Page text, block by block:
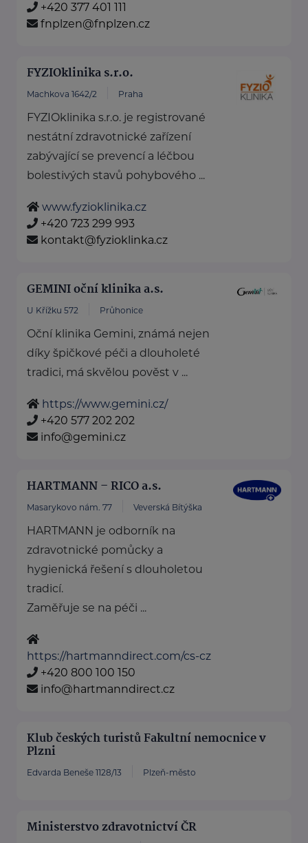
+420 377 401 111
fnplzen@fnplzen.cz
FYZIOklinika s.r.o.
Machkova 1642/2 Praha
FYZIOklinika s.r.o. je registrované
nestátní zdravotnické zařízení
zabývající se prevencí a léčbou
bolestivých stavů pohybového ...
www.fyzioklinika.cz
+420 723 299 993
kontakt@fyzioklinka.cz
GEMINI oční klinika a.s.
U Křížku 572 Průhonice
Oční klinika Gemini, známá nejen
díky špičkové péči a dlouholeté
tradici, má skvělou pověst v ...
https://www.gemini.cz/
+420 577 202 202
info@gemini.cz
HARTMANN – RICO a.s.
Masarykovo nám. 77 Veverská Bítýška
HARTMANN je odborník na
zdravotnické pomůcky a
hygienická řešení s dlouholetou
tradicí.
Zaměřuje se na péči ...
https://hartmanndirect.com/cs-cz
+420 800 100 150
info@hartmanndirect.cz
Klub českých turistů Fakultní nemocnice v
Plzni
Edvarda Beneše 1128/13 Plzeň-město
Ministerstvo zdravotnictví ČR